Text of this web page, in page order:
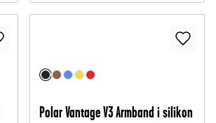
Polar Vantage V3 Armband i silikon